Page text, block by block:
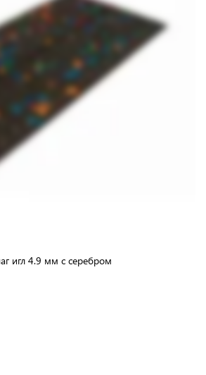
игл 4.9 мм с серебром